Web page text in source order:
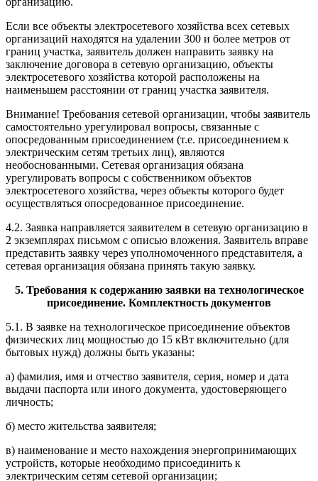
Если все объекты электросетевого хозяйства всех сетевых
организаций находятся на удалении 300 и более метров от
границ участка, заявитель должен направить заявку на
заключение договора в сетевую организацию, объекты
электросетевого хозяйства которой расположены на
наименьшем расстоянии от границ участка заявителя.
Внимание! Требования сетевой организации, чтобы заявитель
самостоятельно урегулировал вопросы, связанные с
опосредованным присоединением (т.е. присоединением к
электрическим сетям третьих лиц), являются
необоснованными. Сетевая организация обязана
урегулировать вопросы с собственником объектов
электросетевого хозяйства, через объекты которого будет
осуществляться опосредованное присоединение.
4.2. Заявка направляется заявителем в сетевую организацию в
2 экземплярах письмом с описью вложения. Заявитель вправе
представить заявку через уполномоченного представителя, а
сетевая организация обязана принять такую заявку.
5. Требования к содержанию заявки на технологическое
присоединение. Комплектность документов
5.1. В заявке на технологическое присоединение объектов
физических лиц мощностью до 15 кВт включительно (для
бытовых нужд) должны быть указаны:
а) фамилия, имя и отчество заявителя, серия, номер и дата
выдачи паспорта или иного документа, удостоверяющего
личность;
б) место жительства заявителя;
в) наименование и место нахождения энергопринимающих
устройств, которые необходимо присоединить к
электрическим сетям сетевой организации;